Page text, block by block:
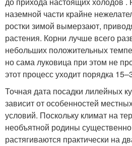
наземной части крайне
ростки зимой вымерзают,
растения. Корни лучше всего
небольших положительных
но сама луковица при этом не
этот процесс уходит порядка
Точная дата посадки лилейных
зависит от особенностей
условий. Поскольку климат на
необъятной родины существенно
растягиваются практически на